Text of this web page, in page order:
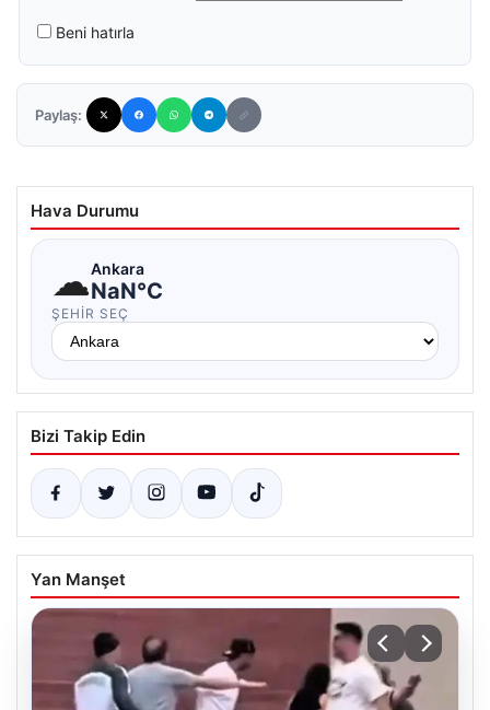
Beni hatırla
Paylaş:
Hava Durumu
☁Ankara
NaN°C
ŞEHIR SEÇ
Bizi Takip Edin
Yan Manşet